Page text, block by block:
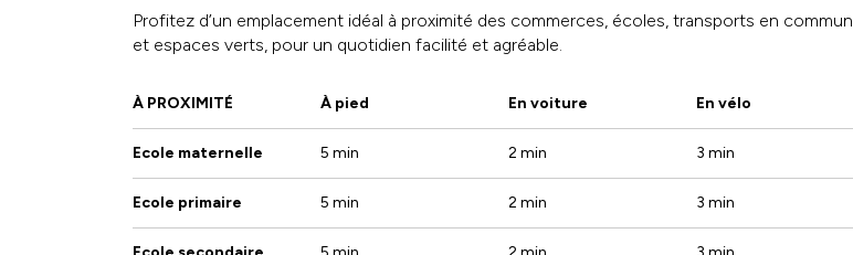
Profitez d’un emplacement idéal à proximité des commerces, écoles, transports en commun
et espaces verts, pour un quotidien facilité et agréable.
À PROXIMITÉ À pied En voiture En vélo
Ecole maternelle 5 min 2 min 3 min
Ecole primaire 5 min 2 min 3 min